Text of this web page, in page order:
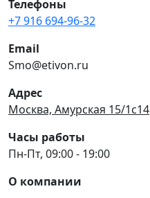
Телефоны
+7 916 694-96-32
Email
Smo@etivon.ru
Адрес
Москва, Амурская 15/1с14
Часы работы
Пн-Пт, 09:00 - 19:00
О компании